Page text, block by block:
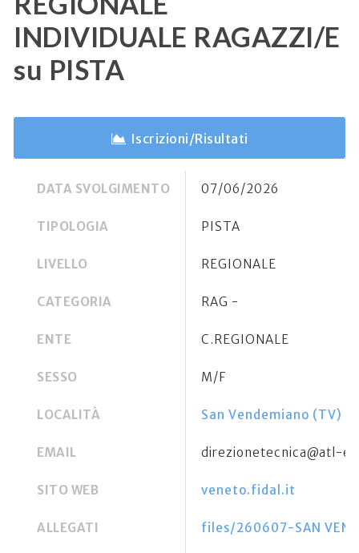
INDIVIDUALE RAGAZZI/E
su PISTA
Iscrizioni/Risultati
DATA SVOLGIMENTO 07/06/2026
TIPOLOGIA PISTA
LIVELLO REGIONALE
CATEGORIA RAG -
ENTE C.REGIONALE
SESSO M/F
LOCALITÀ San Vendemiano (TV)
EMAIL direzionetecnica@atl-
SITO WEB veneto.fidal.it
ALLEGATI files/260607-SAN